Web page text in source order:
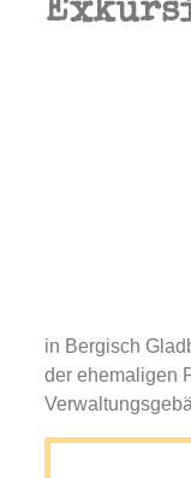
in Bergisch
der ehemaligen